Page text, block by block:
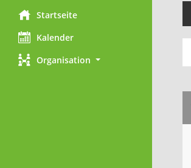
Startseite
Kalender
Organisation